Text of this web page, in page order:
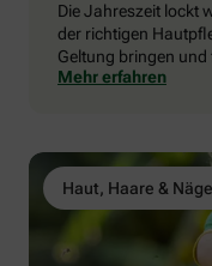
Die Jahreszeit lockt
der richtigen
Geltung bringen
Mehr erfahren
Haut, Haare &